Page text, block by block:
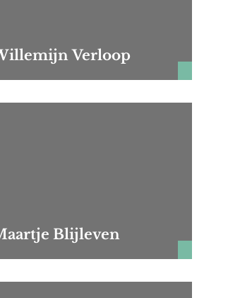
Verloop
Blijleven